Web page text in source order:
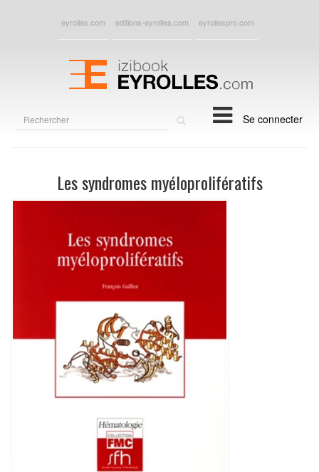
eyrolles.com editions-eyrolles.com eyrollespro.com
Se connecter
Les syndromes myéloprolifératifs